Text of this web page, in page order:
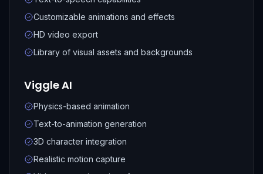
Customizable animations and effects
HD video export
Library of visual assets and backgrounds
Viggle AI
Physics-based animation
Text-to-animation generation
3D character integration
Realistic motion capture